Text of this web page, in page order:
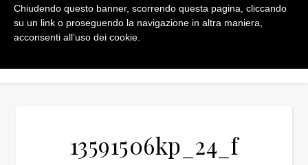
13591506kp_24_f
Chiudendo questo banner, scorrendo questa pagina, cliccando
su un link o proseguendo la navigazione in altra maniera,
acconsenti all’uso dei cookie.